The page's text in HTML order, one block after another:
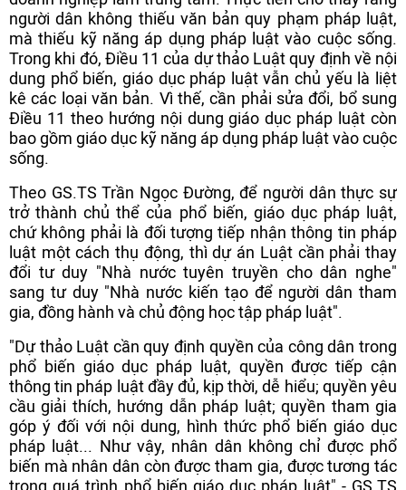
người dân không thiếu văn bản quy phạm pháp luật,
mà thiếu kỹ năng áp dụng pháp luật vào cuộc sống.
Trong khi đó, Điều 11 của dự thảo Luật quy định về nội
dung phổ biến, giáo dục pháp luật vẫn chủ yếu là liệt
kê các loại văn bản. Vì thế, cần phải sửa đổi, bổ sung
Điều 11 theo hướng nội dung giáo dục pháp luật còn
bao gồm giáo dục kỹ năng áp dụng pháp luật vào cuộc
sống.
Theo GS.TS Trần Ngọc Đường, để người dân thực sự
trở thành chủ thể của phổ biến, giáo dục pháp luật,
chứ không phải là đối tượng tiếp nhận thông tin pháp
luật một cách thụ động, thì dự án Luật cần phải thay
đổi tư duy "Nhà nước tuyên truyền cho dân nghe"
sang tư duy "Nhà nước kiến tạo để người dân tham
gia, đồng hành và chủ động học tập pháp luật".
"Dự thảo Luật cần quy định quyền của công dân trong
phổ biến giáo dục pháp luật, quyền được tiếp cận
thông tin pháp luật đầy đủ, kịp thời, dễ hiểu; quyền yêu
cầu giải thích, hướng dẫn pháp luật; quyền tham gia
góp ý đối với nội dung, hình thức phổ biến giáo dục
pháp luật... Như vậy, nhân dân không chỉ được phổ
biến mà nhân dân còn được tham gia, được tương tác
trong quá trình phổ biến giáo dục pháp luật" - GS.TS